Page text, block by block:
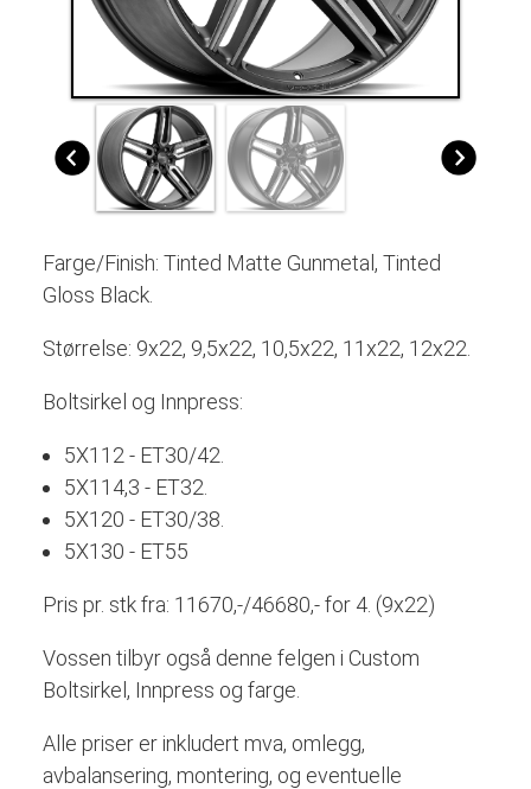
Farge/Finish: Tinted Matte Gunmetal, Tinted
Gloss Black.
Størrelse: 9x22, 9,5x22, 10,5x22, 11x22, 12x22.
Boltsirkel og Innpress:
5X112 - ET30/42.
5X114,3 - ET32.
5X120 - ET30/38.
5X130 - ET55
Pris pr. stk fra: 11670,-/46680,- for 4. (9x22)
Vossen tilbyr også denne felgen i Custom
Boltsirkel, Innpress og farge.
Alle priser er inkludert mva, omlegg,
avbalansering, montering, og eventuelle